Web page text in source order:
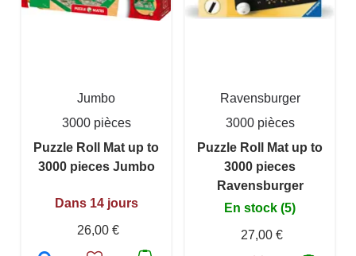
Jumbo
3000 pièces
Puzzle Roll Mat up to
3000 pieces Jumbo
Dans 14 jours
26,00 €
Ravensburger
3000 pièces
Puzzle Roll Mat up to
3000 pieces
Ravensburger
En stock (5)
27,00 €